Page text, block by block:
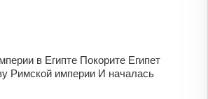
в Египте Покорите Египет
Римской империи И началась